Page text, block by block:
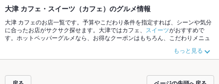
大津 カフェ・スイーツ（カフェ）のグルメ情報
大津 カフェのお店一覧です。予算やこだわり条件を指定すれば、シーンや気分
に合ったお店がサクサク探せます。大津ではカフェ、
スイーツがおすすめで
す。ホットペッパーグルメなら、お得なクーポンはもちろん、こだわりメニュ
時間使える簡単便利なネット予約が使えるお店も拡大中です。友達どうしの飲
み会にも、会社の宴会にも、デートやパーティーにもお得に便利にホットペッ
もっと見る